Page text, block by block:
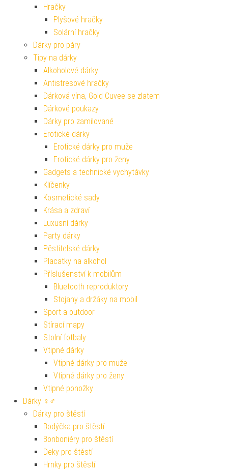
Hračky
Plyšové hračky
Solární hračky
Dárky pro páry
Tipy na dárky
Alkoholové dárky
Antistresové hračky
Dárková vína, Gold Cuvee se zlatem
Dárkové poukazy
Dárky pro zamilované
Erotické dárky
Erotické dárky pro muže
Erotické dárky pro ženy
Gadgets a technické vychytávky
Klíčenky
Kosmetické sady
Krása a zdraví
Luxusní dárky
Party dárky
Pěstitelské dárky
Placatky na alkohol
Příslušenství k mobilům
Bluetooth reproduktory
Stojany a držáky na mobil
Sport a outdoor
Stírací mapy
Stolní fotbaly
Vtipné dárky
Vtipné dárky pro muže
Vtipné dárky pro ženy
Vtipné ponožky
Dárky ♀♂
Dárky pro štěstí
Bodýčka pro štěstí
Bonboniéry pro štěstí
Deky pro štěstí
Hrnky pro štěstí